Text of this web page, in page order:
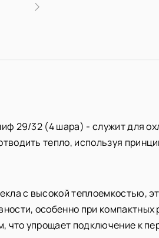
29/32 (4 шара) - служит для
тепло, используя
с высокой теплоемкостью,
особенно при
что упрощает подключение к